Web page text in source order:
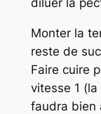
diluer la
Monter la
reste de
Faire cuire
vitesse 1
faudra bien